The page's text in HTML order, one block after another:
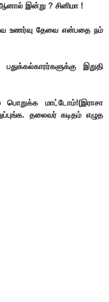
ஆனால் இன்று ? சினிமா !
உணர்வு தேவை என்பதை நம்
இறுதி
மாட்டோம்!(இராசா
தலைவர் கடிதம் எழுத